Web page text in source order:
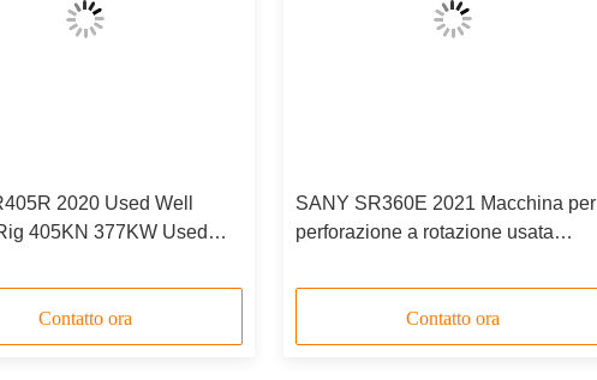
2020 Used Well
405KN 377KW Used
Contatto ora
SANY SR360E 2021 Macchina per
perforazione a rotazione usata
Contatto ora